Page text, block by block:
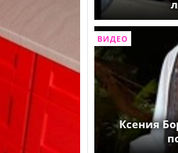
ВИДЕО
Ксения